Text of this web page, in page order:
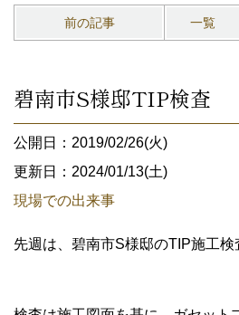
前の記事 一覧
碧南市S様邸TIP検査
公開日：2019/02/26(火)
更新日：2024/01/13(土)
現場での出来事
先週は、碧南市S様邸のTIP施工検